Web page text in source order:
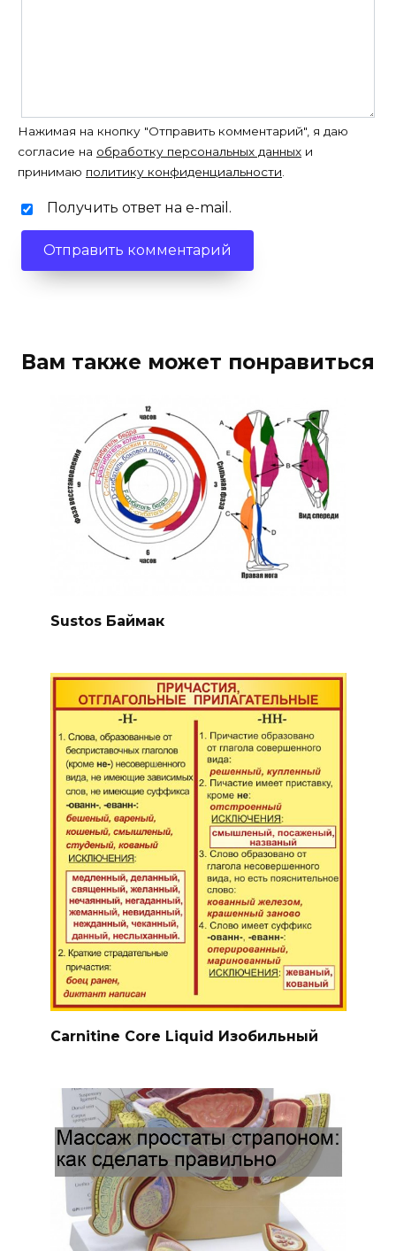
Нажимая на кнопку "Отправить комментарий", я даю
согласие на обработку персональных данных и
принимаю политику конфиденциальности.
Получить ответ на e-mail.
Вам также может понравиться
Sustos Баймак
Carnitine Core Liquid Изобильный